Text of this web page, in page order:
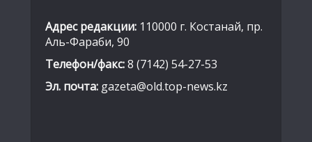
Адрес редакции: 110000 г. Костанай, пр.
Аль-Фараби, 90
Телефон/факс:8 (7142) 54-27-53
Эл. почта: gazeta@old.top-news.kz